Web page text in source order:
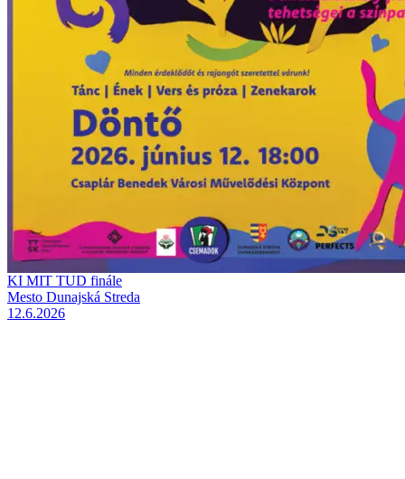
KI MIT TUD finále
Mesto Dunajská Streda
12.6.2026